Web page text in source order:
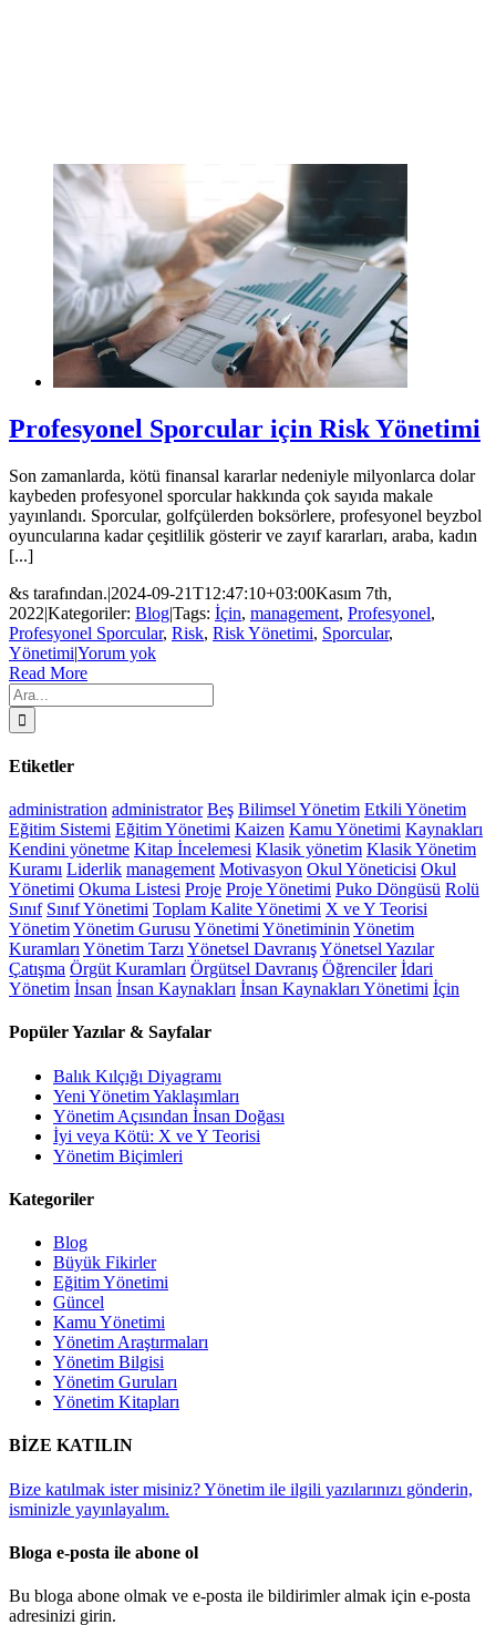
Profesyonel Sporcular için Risk Yönetimi
Son zamanlarda, kötü finansal kararlar nedeniyle milyonlarca dolar
kaybeden profesyonel sporcular hakkında çok sayıda makale
yayınlandı. Sporcular, golfçülerden boksörlere, profesyonel beyzbol
oyuncularına kadar çeşitlilik gösterir ve zayıf kararları, araba, kadın
[...]
&s tarafından.|2024-09-21T12:47:10+03:00Kasım 7th,
2022|Kategoriler: Blog|Tags: İçin, management, Profesyonel,
Profesyonel Sporcular, Risk, Risk Yönetimi, Sporcular,
Yönetimi|Yorum yok
Read More
Ara:
Etiketler
administration administrator Beş Bilimsel Yönetim Etkili Yönetim
Eğitim Sistemi Eğitim Yönetimi Kaizen Kamu Yönetimi Kaynakları
Kendini yönetme Kitap İncelemesi Klasik yönetim Klasik Yönetim
Kuramı Liderlik management Motivasyon Okul Yöneticisi Okul
Yönetimi Okuma Listesi Proje Proje Yönetimi Puko Döngüsü Rolü
Sınıf Sınıf Yönetimi Toplam Kalite Yönetimi X ve Y Teorisi
YönetimYönetim Gurusu Yönetimi Yönetiminin Yönetim
Kuramları Yönetim Tarzı Yönetsel DavranışYönetsel Yazılar
Çatışma Örgüt Kuramları Örgütsel Davranış Öğrenciler İdari
Yönetim İnsan İnsan Kaynakları İnsan Kaynakları Yönetimi İçin
Popüler Yazılar & Sayfalar
Balık Kılçığı Diyagramı
Yeni Yönetim Yaklaşımları
Yönetim Açısından İnsan Doğası
İyi veya Kötü: X ve Y Teorisi
Yönetim Biçimleri
Kategoriler
Blog
Büyük Fikirler
Eğitim Yönetimi
Güncel
Kamu Yönetimi
Yönetim Araştırmaları
Yönetim Bilgisi
Yönetim Guruları
Yönetim Kitapları
BİZE KATILIN
Bize katılmak ister misiniz? Yönetim ile ilgili yazılarınızı gönderin,
isminizle yayınlayalım.
Bloga e-posta ile abone ol
Bu bloga abone olmak ve e-posta ile bildirimler almak için e-posta
adresinizi girin.